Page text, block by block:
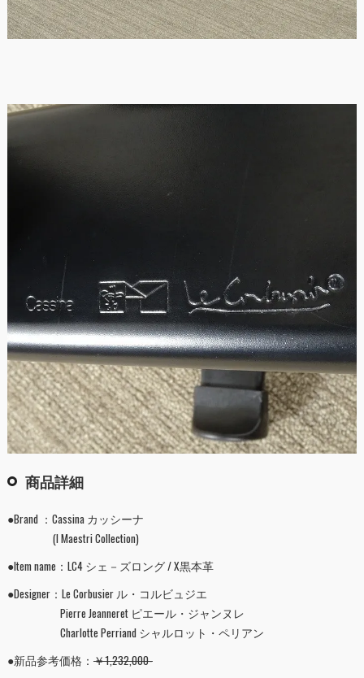
商品詳細
●Brand ：Cassina カッシーナ
(I Maestri Collection)
●Item name：LC4 シェ－ズロング / X黒本革
●Designer：Le Corbusier ル・コルビュジエ
Pierre Jeanneret ピエール・ジャンヌレ
Charlotte Perriand シャルロット・ペリアン
●新品参考価格： ￥1,232,000-